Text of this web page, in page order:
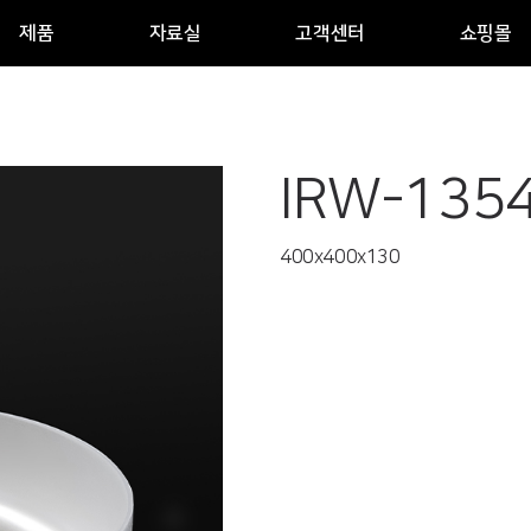
제품 자료실 고객센터 쇼핑몰
IRW-
400x400x130